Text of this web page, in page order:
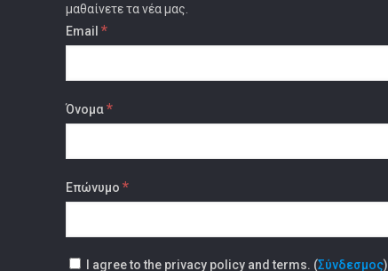
μαθαίνετε τα νέα μας.
Email *
Όνομα*
Επώνυμο *
I agree to the privacy policy and terms. (Σύνδεσμος)